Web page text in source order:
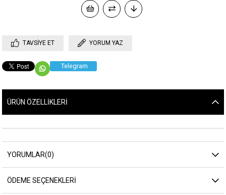
TAVSIYE ET YORUM YAZ
Telegram
ÜRÜN ÖZELLIKLERI
YORUMLAR(0)
ÖDEME SEÇENEKLERI